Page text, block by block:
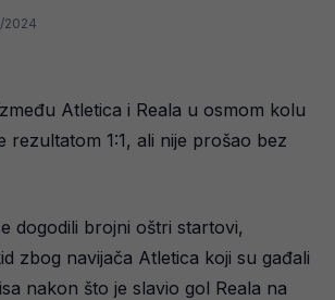
2024
Atletica i Reala u osmom kolu
rezultatom 1:1, ali nije prošao bez
dogodili brojni oštri startovi,
zbog navijača Atletica koji su gađali
nakon što je slavio gol Reala na